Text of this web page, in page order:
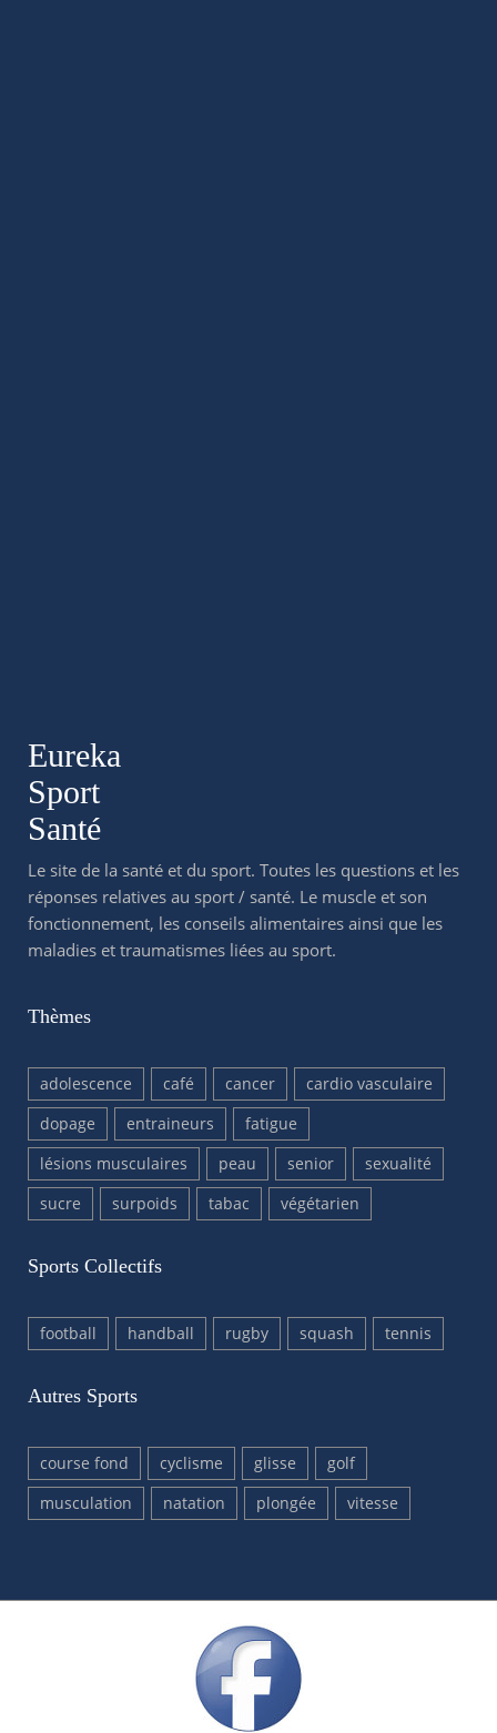
Eureka
Sport
Santé
Le site de la santé et du sport. Toutes les questions et les
réponses relatives au sport / santé. Le muscle et son
fonctionnement, les conseils alimentaires ainsi que les
maladies et traumatismes liées au sport.
Thèmes
adolescence café cancer
cardio vasculaire
dopage
entraineurs
fatigue
lésions musculaires
peau senior
sexualité
sucre
surpoids tabac végétarien
Sports Collectifs
football handball rugby squash tennis
Autres Sports
course fond cyclisme glisse
golf
musculation
natation plongée vitesse